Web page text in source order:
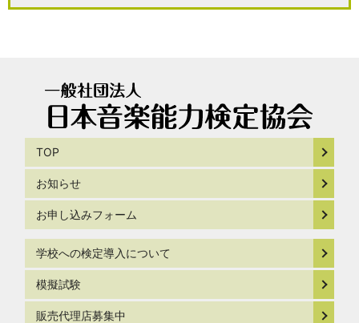
TOP
お知らせ
お申し込みフォーム
学校への検定導入について
模擬試験
販売代理店募集中